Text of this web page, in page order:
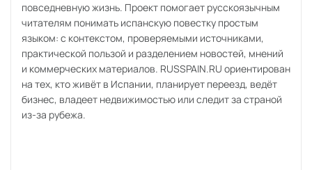
повседневную жизнь. Проект помогает русскоязычным
читателям понимать испанскую повестку простым
языком: с контекстом, проверяемыми источниками,
практической пользой и разделением новостей, мнений
и коммерческих материалов. RUSSPAIN.RU ориентирован
на тех, кто живёт в Испании, планирует переезд, ведёт
бизнес, владеет недвижимостью или следит за страной
из-за рубежа.